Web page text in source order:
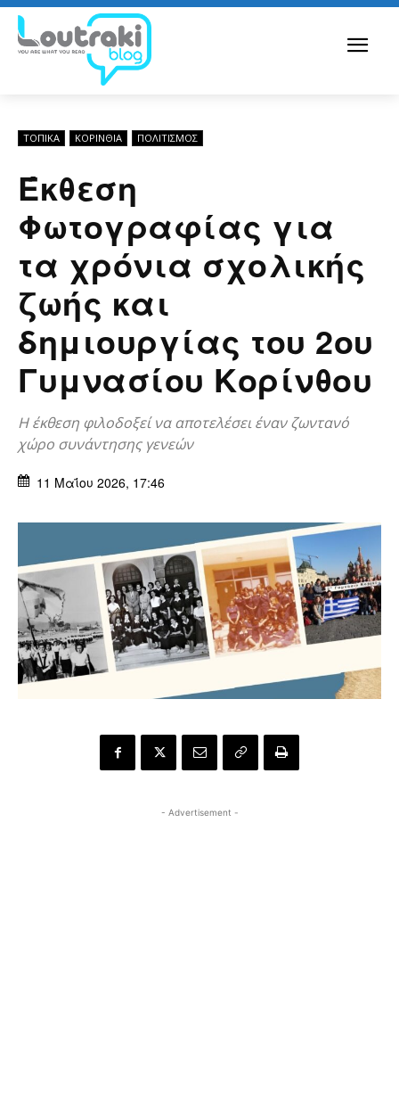
ΤΟΠΙΚΑ ΚΟΡΙΝΘΊΑ ΠΟΛΙΤΙΣΜΟΣ
Έκθεση
Φωτογραφίας για
τα χρόνια σχολικής
ζωής και
δημιουργίας του 2ου
Γυμνασίου Κορίνθου
Η έκθεση φιλοδοξεί να αποτελέσει έναν ζωντανό
χώρο συνάντησης γενεών
11 Μαΐου 2026, 17:46
- Advertisement -